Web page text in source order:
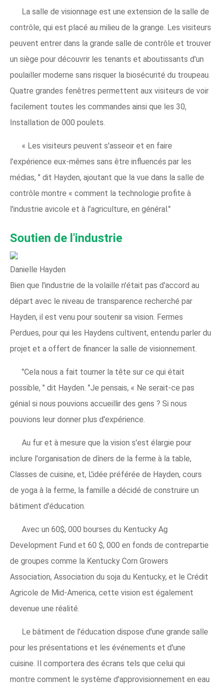
La salle de visionnage est une extension de la salle de
contrôle, qui est placé au milieu de la grange. Les visiteurs
peuvent entrer dans la grande salle de contrôle et trouver
un siège pour découvrir les tenants et aboutissants d'un
poulailler moderne sans risquer la biosécurité du troupeau.
Quatre grandes fenêtres permettent aux visiteurs de voir
facilement toutes les commandes ainsi que les 30,
Installation de 000 poulets.
« Les visiteurs peuvent s'asseoir et en faire
l'expérience eux-mêmes sans être influencés par les
médias, " dit Hayden, ajoutant que la vue dans la salle de
contrôle montre « comment la technologie profite à
l'industrie avicole et à l'agriculture, en général."
Soutien de l'industrie
Danielle Hayden
Bien que l'industrie de la volaille n'était pas d'accord au
départ avec le niveau de transparence recherché par
Hayden, il est venu pour soutenir sa vision. Fermes
Perdues, pour qui les Haydens cultivent, entendu parler du
projet et a offert de financer la salle de visionnement.
"Cela nous a fait tourner la tête sur ce qui était
possible, " dit Hayden. "Je pensais, « Ne serait-ce pas
génial si nous pouvions accueillir des gens ? Si nous
pouvions leur donner plus d'expérience.
Au fur et à mesure que la vision s'est élargie pour
inclure l'organisation de dîners de la ferme à la table,
Classes de cuisine, et, L'idée préférée de Hayden, cours
de yoga à la ferme, la famille a décidé de construire un
bâtiment d'éducation.
Avec un 60$, 000 bourses du Kentucky Ag
Development Fund et 60 $, 000 en fonds de contrepartie
de groupes comme la Kentucky Corn Growers
Association, Association du soja du Kentucky, et le Crédit
Agricole de Mid-America, cette vision est également
devenue une réalité.
Le bâtiment de l'éducation dispose d'une grande salle
pour les présentations et les événements et d'une
cuisine. Il comportera des écrans tels que celui qui
montre comment le système d'approvisionnement en eau